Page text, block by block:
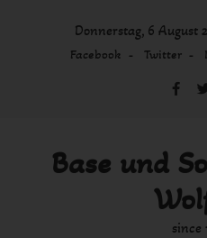
Donnerstag, 6 August
Facebook Twitter
Base und
since